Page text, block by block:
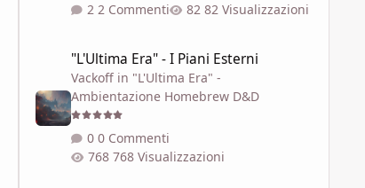
2 Commenti 82 Visualizzazioni
"L'Ultima Era" - I Piani Esterni
Vackoffin "L'Ultima Era" -
Ambientazione Homebrew D&D
0 Commenti
768 Visualizzazioni